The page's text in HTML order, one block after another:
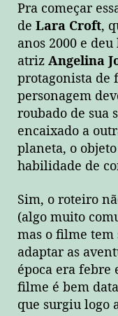
Pra começar
de Lara Croft,
anos 2000 e
atriz Angelina
protagonista de
personagem
roubado de sua
encaixado a
planeta, o
habilidade de
Sim, o roteiro
(algo muito
mas o filme
adaptar as
época era febre
filme é bem
que surgiu logo